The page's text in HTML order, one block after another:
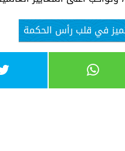
في قلب رأس الحكمة